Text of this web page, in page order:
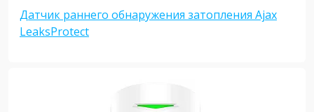
Датчик раннего обнаружения затопления Ajax
LeaksProtect